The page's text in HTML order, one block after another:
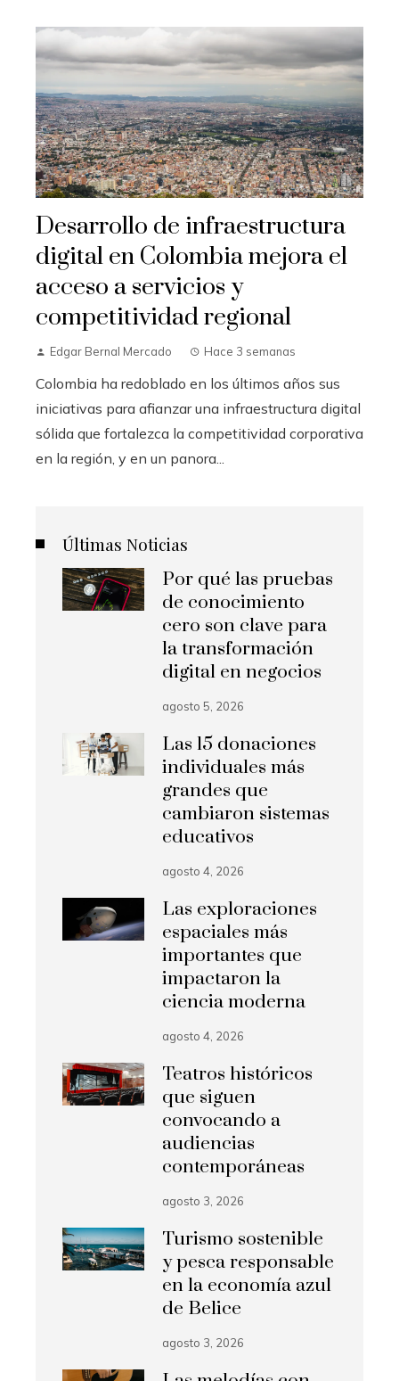
Desarrollo de infraestructura
digital en Colombia mejora el
acceso a servicios y
competitividad regional
Edgar Bernal Mercado Hace 3 semanas
Colombia ha redoblado en los últimos años sus
iniciativas para afianzar una infraestructura digital
sólida que fortalezca la competitividad corporativa
en la región, y en un panora...
Últimas Noticias
Por qué las pruebas
de conocimiento
cero son clave para
la transformación
digital en negocios
agosto 5, 2026
Las 15 donaciones
individuales más
grandes que
cambiaron sistemas
educativos
agosto 4, 2026
Las exploraciones
espaciales más
importantes que
impactaron la
ciencia moderna
agosto 4, 2026
Teatros históricos
que siguen
convocando a
audiencias
contemporáneas
agosto 3, 2026
Turismo sostenible
y pesca responsable
en la economía azul
de Belice
agosto 3, 2026